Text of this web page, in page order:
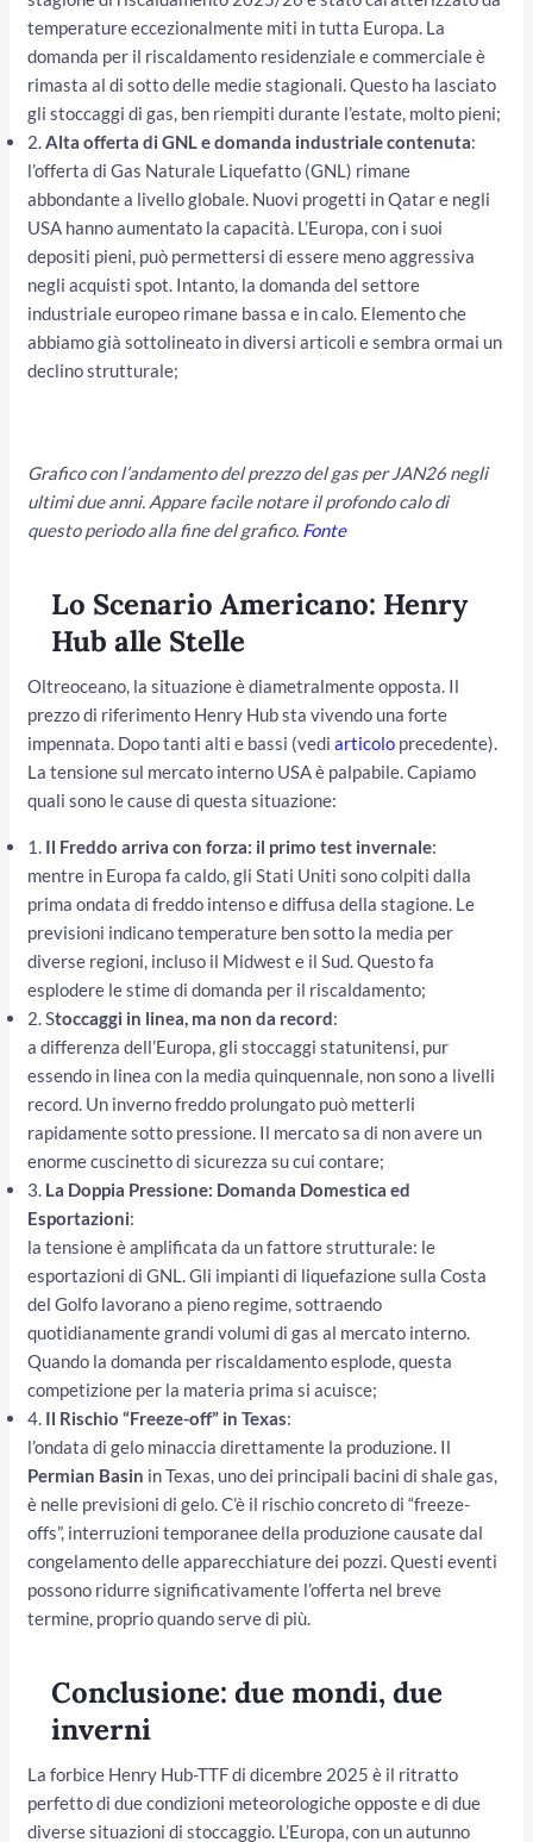
temperature eccezionalmente miti in tutta Europa. La
domanda per il riscaldamento residenziale e commerciale è
rimasta al di sotto delle medie stagionali. Questo ha lasciato
gli stoccaggi di gas, ben riempiti durante l’estate, molto pieni;
2.Alta offerta di GNL e domanda industriale contenuta:
l’offerta di Gas Naturale Liquefatto (GNL) rimane
abbondante a livello globale. Nuovi progetti in Qatar e negli
USA hanno aumentato la capacità. L’Europa, con i suoi
depositi pieni, può permettersi di essere meno aggressiva
negli acquisti spot. Intanto, la domanda del settore
industriale europeo rimane bassa e in calo. Elemento che
abbiamo già sottolineato in diversi articoli e sembra ormai un
declino strutturale;
Grafico con l’andamento del prezzo del gas per JAN26 negli
ultimi due anni. Appare facile notare il profondo calo di
questo periodo alla fine del grafico. Fonte
Lo Scenario Americano: Henry
Hub alle Stelle
Oltreoceano, la situazione è diametralmente opposta. Il
prezzo di riferimento Henry Hub sta vivendo una forte
impennata. Dopo tanti alti e bassi (vediarticolo precedente).
La tensione sul mercato interno USA è palpabile. Capiamo
quali sono le cause di questa situazione:
1. Il Freddo arriva con forza: il primo test invernale:
mentre in Europa fa caldo, gli Stati Uniti sono colpiti dalla
prima ondata di freddo intenso e diffusa della stagione. Le
previsioni indicano temperature ben sotto la media per
diverse regioni, incluso il Midwest e il Sud. Questo fa
esplodere le stime di domanda per il riscaldamento;
2. Stoccaggi in linea, ma non da record:
a differenza dell’Europa, gli stoccaggi statunitensi, pur
essendo in linea con la media quinquennale, non sono a livelli
record. Un inverno freddo prolungato può metterli
rapidamente sotto pressione. Il mercato sa di non avere un
enorme cuscinetto di sicurezza su cui contare;
3. La Doppia Pressione: Domanda Domestica ed
Esportazioni:
la tensione è amplificata da un fattore strutturale: le
esportazioni di GNL. Gli impianti di liquefazione sulla Costa
del Golfo lavorano a pieno regime, sottraendo
quotidianamente grandi volumi di gas al mercato interno.
Quando la domanda per riscaldamento esplode, questa
competizione per la materia prima si acuisce;
4. Il Rischio “Freeze-off” in Texas:
l’ondata di gelo minaccia direttamente la produzione. Il
Permian Basin in Texas, uno dei principali bacini di shale gas,
è nelle previsioni di gelo. C’è il rischio concreto di “freeze-
offs”, interruzioni temporanee della produzione causate dal
congelamento delle apparecchiature dei pozzi. Questi eventi
possono ridurre significativamente l’offerta nel breve
termine, proprio quando serve di più.
Conclusione: due mondi, due
inverni
La forbice Henry Hub-TTF di dicembre 2025 è il ritratto
perfetto di due condizioni meteorologiche opposte e di due
diverse situazioni di stoccaggio. L’Europa, con un autunno